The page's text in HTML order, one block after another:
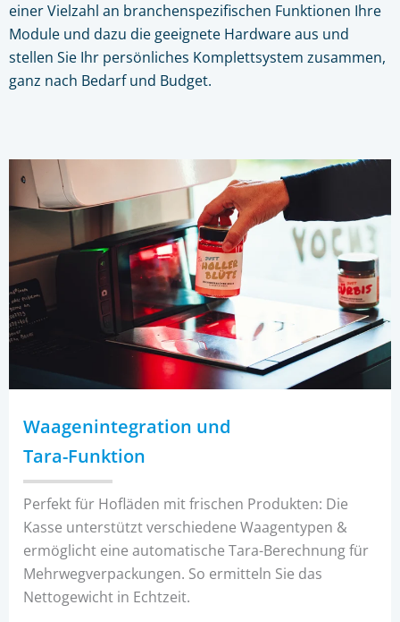
einer Vielzahl an branchenspezifischen Funktionen Ihre
Module und dazu die geeignete Hardware aus und
stellen Sie Ihr persönliches Komplettsystem zusammen,
ganz nach Bedarf und Budget.
Waagenintegration und
Tara-Funktion
Perfekt für Hofläden mit frischen Produkten: Die
Kasse unterstützt verschiedene Waagentypen &
ermöglicht eine automatische Tara-Berechnung für
Mehrwegverpackungen. So ermitteln Sie das
Nettogewicht in Echtzeit.